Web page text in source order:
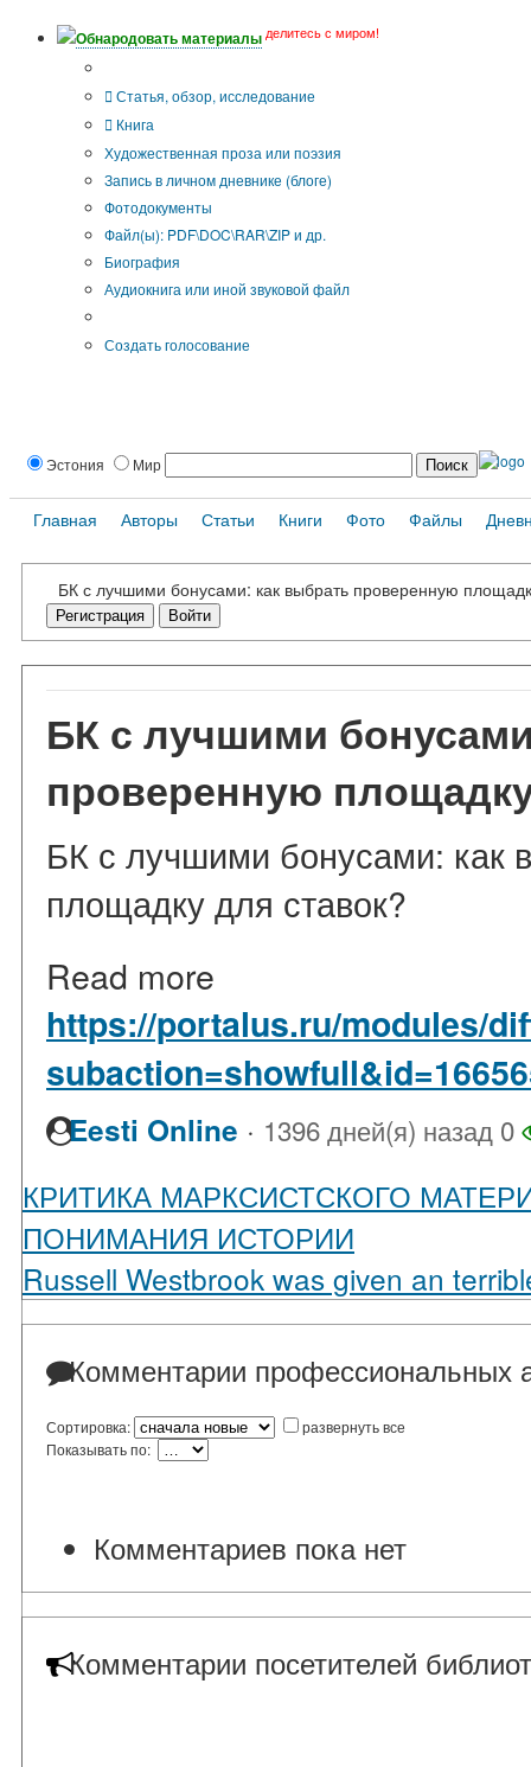
Обнародовать материалы делитесь с миром!
Статья, обзор, исследование
Книга
Художественная проза или поэзия
Запись в личном дневнике (блоге)
Фотодокументы
Файл(ы): PDF\DOC\RAR\ZIP и др.
Биография
Аудиокнига или иной звуковой файл
Создать голосование
Эстония Мир
Главная Авторы Статьи Книги Фото Файлы
БК с лучшими бонусами: как выбрать проверенную
Регистрация Войти
БК с лучшими
проверенную
БК с лучшими бонусами: как
площадку для ставок?
Read more
https://portalus.ru/modules/
Eesti Online · 1396 дней(я) назад 0
КРИТИКА МАРКСИСТСКОГО
ПОНИМАНИЯ ИСТОРИИ
Russell Westbrook was given an
Комментарии профессиональных
Сортировка:
развернуть все
Показывать по:
Комментариев пока нет
Комментарии посетителей